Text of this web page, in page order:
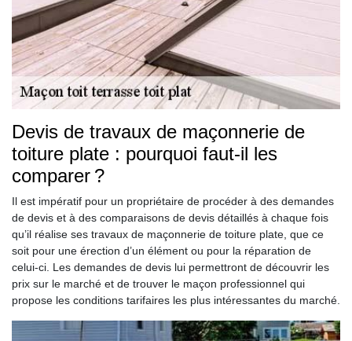
Devis de travaux de maçonnerie de
toiture plate : pourquoi faut-il les
comparer ?
Il est impératif pour un propriétaire de procéder à des demandes
de devis et à des comparaisons de devis détaillés à chaque fois
qu’il réalise ses travaux de maçonnerie de toiture plate, que ce
soit pour une érection d’un élément ou pour la réparation de
celui-ci. Les demandes de devis lui permettront de découvrir les
prix sur le marché et de trouver le maçon professionnel qui
propose les conditions tarifaires les plus intéressantes du marché.